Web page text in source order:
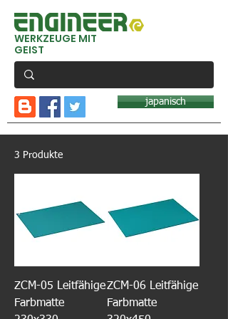
WERKZEUGE MIT
GEIST
japanisch
3 Produkte
ZCM-05 Leitfähige
Farbmatte
ZCM-06 Leitfähige
Farbmatte